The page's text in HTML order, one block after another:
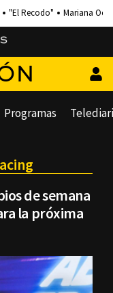
"El Recodo" Mariana
Programas
de semana
la próxima